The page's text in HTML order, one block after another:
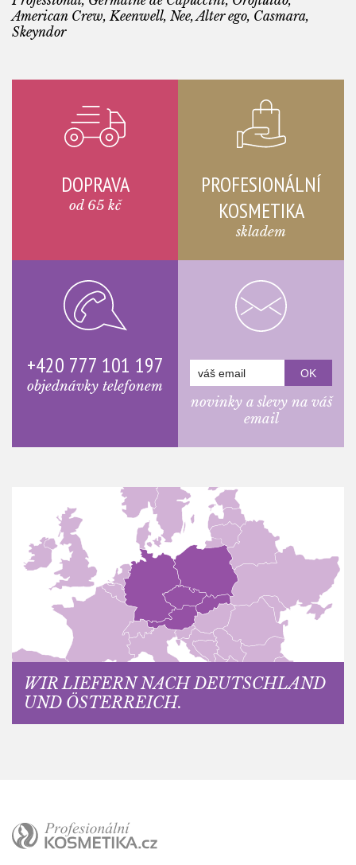
American Crew, Keenwell, Nee, Alter ego, Casmara,
Skeyndor
DOPRAVA
od 65 kč
PROFESIONÁLNÍ
KOSMETIKA
skladem
+420 777 101 197
objednávky telefonem
novinky a slevy na váš
email
WIR LIEFERN NACH DEUTSCHLAND
UND ÖSTERREICH.